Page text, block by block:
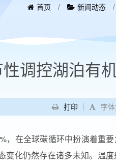
首页 / 新闻动态 /
调控湖泊有
打印 ｜ 字体
在全球碳循环中扮演着重要
变化仍然存在诸多未知。温